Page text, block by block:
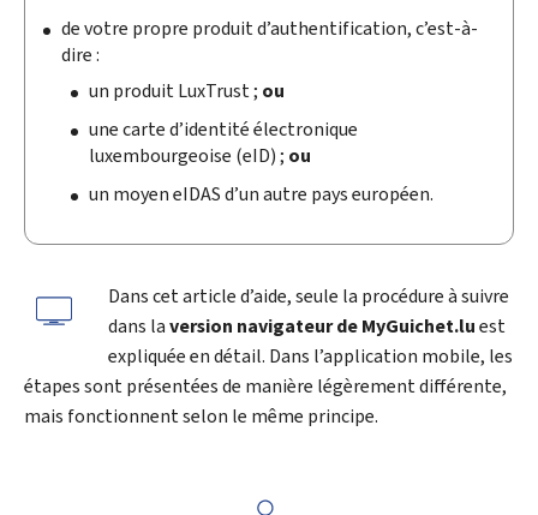
de votre propre produit d’authentification, c’est-à-
dire :
un produit LuxTrust; ou
une carte d’identité électronique
luxembourgeoise (eID) ; ou
un moyen eIDAS d’un autre pays européen.
Dans cet article d’aide, seule la procédure à suivre
dans laversion navigateur deMyGuichet.luest
expliquée en détail. Dans l’application mobile, les
étapes sont présentées de manière légèrement différente,
mais fonctionnent selon le même principe.